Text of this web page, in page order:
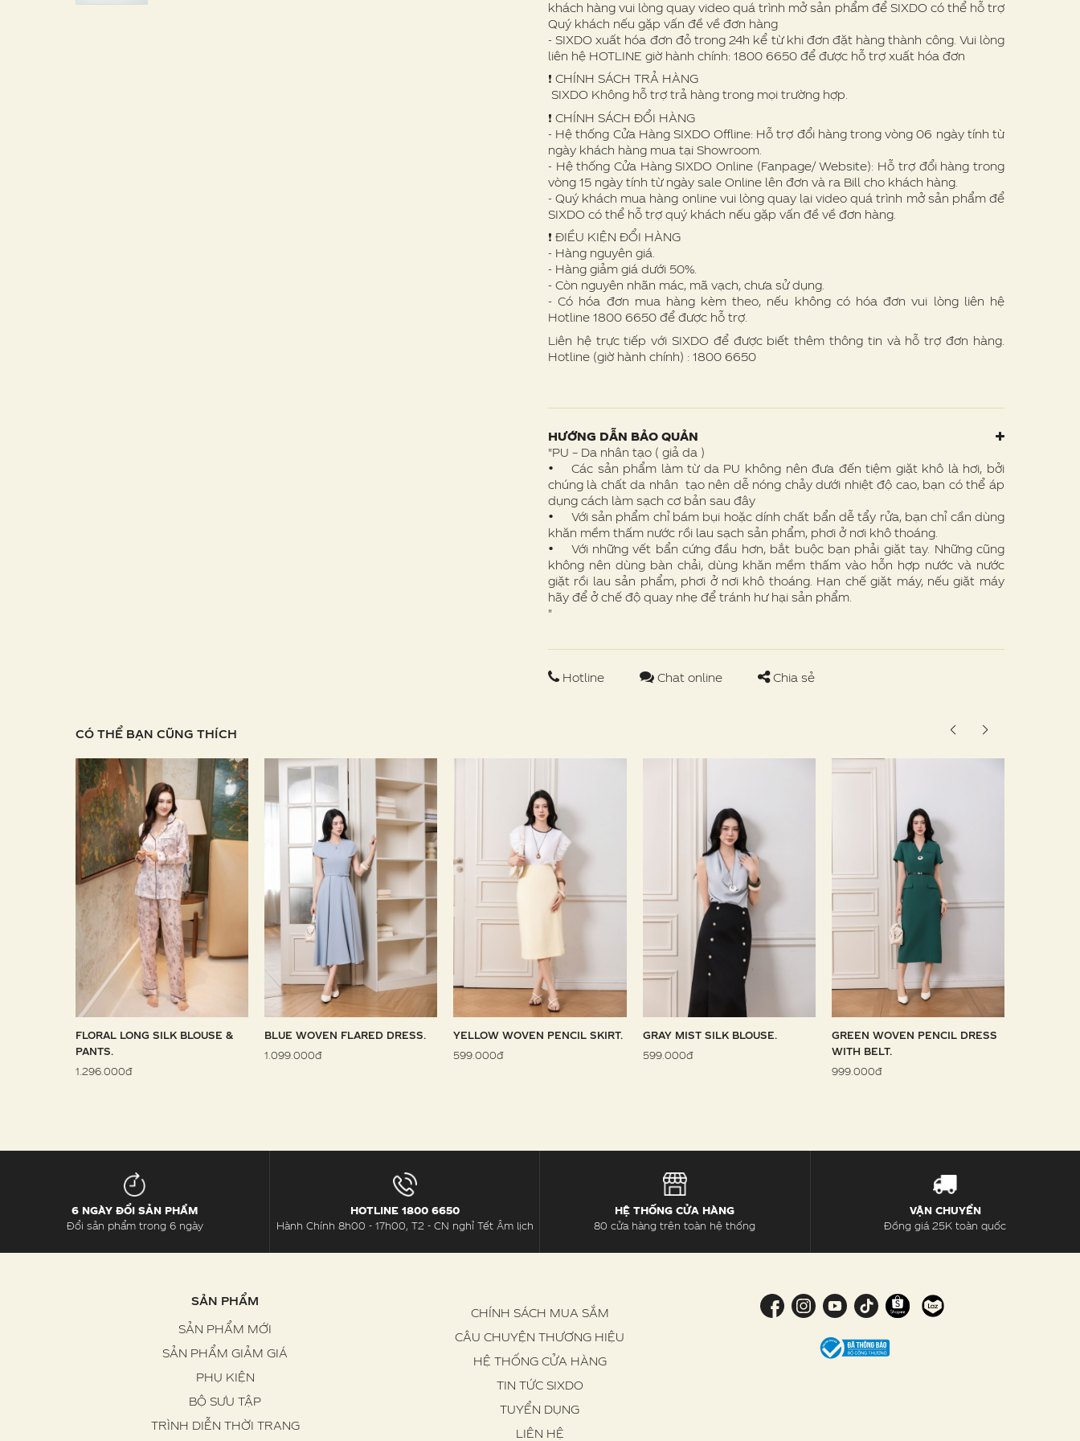
khách hàng vui lòng quay video quá trình mở sản phẩm để SIXDO có thể hỗ trợ
Quý khách nếu gặp vấn đề về đơn hàng
- SIXDO xuất hóa đơn đỏ trong 24h kể từ khi đơn đặt hàng thành công. Vui lòng
liên hệ HOTLINE giờ hành chính: 1800 6650 để được hỗ trợ xuất hóa đơn
❗️ CHÍNH SÁCH TRẢ HÀNG
SIXDO Không hỗ trợ trả hàng trong mọi trường hợp.
❗️ CHÍNH SÁCH ĐỔI HÀNG
- Hệ thống Cửa Hàng SIXDO Offline: Hỗ trợ đổi hàng trong vòng 06 ngày tính từ
ngày khách hàng mua tại Showroom.
- Hệ thống Cửa Hàng SIXDO Online (Fanpage/ Website): Hỗ trợ đổi hàng trong
vòng 15 ngày tính từ ngày sale Online lên đơn và ra Bill cho khách hàng.
- Quý khách mua hàng online vui lòng quay lại video quá trình mở sản phẩm để
SIXDO có thể hỗ trợ quý khách nếu gặp vấn đề về đơn hàng.
❗ ️ĐIỀU KIỆN ĐỔI HÀNG
- Hàng nguyên giá.
- Hàng giảm giá dưới 50%.
- Còn nguyên nhãn mác, mã vạch, chưa sử dụng.
- Có hóa đơn mua hàng kèm theo, nếu không có hóa đơn vui lòng liên hệ
Hotline 1800 6650 để được hỗ trợ.
Liên hệ trực tiếp với SIXDO để được biết thêm thông tin và hỗ trợ đơn hàng.
Hotline (giờ hành chính) : 1800 6650
HƯỚNG DẪN BẢO QUẢN
"PU – Da nhân tạo ( giả da )
• Các sản phẩm làm từ da PU không nên đưa đến tiệm giặt khô là hơi, bởi
chúng là chất da nhân tạo nên dễ nóng chảy dưới nhiệt độ cao, bạn có thể áp
dụng cách làm sạch cơ bản sau đây
• Với sản phẩm chỉ bám bụi hoặc dính chất bẩn dễ tẩy rửa, bạn chỉ cần dùng
khăn mềm thấm nước rồi lau sạch sản phẩm, phơi ở nơi khô thoáng.
• Với những vết bẩn cứng đầu hơn, bắt buộc bạn phải giặt tay. Những cũng
không nên dùng bàn chải, dùng khăn mềm thấm vào hỗn hợp nước và nước
giặt rồi lau sản phẩm, phơi ở nơi khô thoáng. Hạn chế giặt máy, nếu giặt máy
hãy để ở chế độ quay nhẹ để tránh hư hại sản phẩm.
"
Hotline Chat online Chia sẻ
CÓ THỂ BẠN CŨNG THÍCH
FLORAL LONG SILK BLOUSE &
PANTS.
1.296.000đ
BLUE WOVEN FLARED DRESS.
1.099.000đ
YELLOW WOVEN PENCIL SKIRT.
599.000đ
GRAY MIST SILK BLOUSE.
599.000đ
GREEN WOVEN PENCIL DRESS
WITH BELT.
999.000đ
6 NGÀY ĐỔI SẢN PHẨM
Đổi sản phẩm trong 6 ngày
HOTLINE 1800 6650
Hành Chính 8h00 - 17h00, T2 - CN nghỉ Tết Âm lịch
HỆ THỐNG CỬA HÀNG
80 cửa hàng trên toàn hệ thống
VẬN CHUYỂN
Đồng giá 25K toàn quốc
SẢN PHẨM
SẢN PHẨM MỚI
SẢN PHẨM GIẢM GIÁ
PHỤ KIỆN
BỘ SƯU TẬP
TRÌNH DIỄN THỜI TRANG
CHÍNH SÁCH MUA SẮM
CÂU CHUYỆN THƯƠNG HIỆU
HỆ THỐNG CỬA HÀNG
TIN TỨC SIXDO
TUYỂN DỤNG
LIÊN HỆ